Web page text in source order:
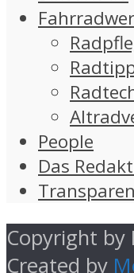
People
Das
Copyright by
Created by